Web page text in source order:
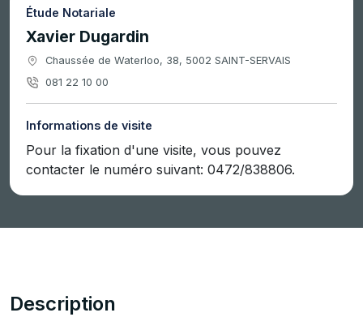
Étude Notariale
Xavier Dugardin
Chaussée de Waterloo, 38, 5002 SAINT-SERVAIS
081 22 10 00
Informations de visite
Pour la fixation d'une visite, vous pouvez
contacter le numéro suivant: 0472/838806.
Description